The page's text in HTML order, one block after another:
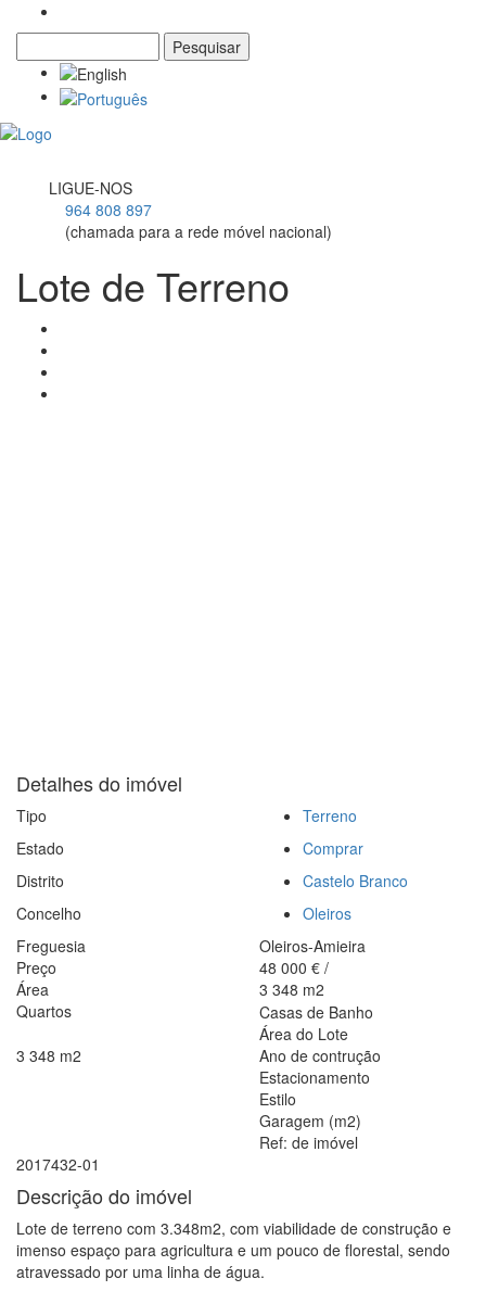
Formulário de pesquisa
LIGUE-NOS
964 808 897
(chamada para a rede móvel nacional)
Lote de Terreno
Detalhes do imóvel
Tipo
Terreno
Estado
Comprar
Distrito
Castelo Branco
Concelho
Oleiros
Freguesia
Oleiros-Amieira
Preço
48 000 € /
Área
3 348 m2
Quartos
Casas de Banho
Área do Lote
3 348 m2
Ano de contrução
Estacionamento
Estilo
Garagem (m2)
Ref: de imóvel
2017432-01
Descrição do imóvel
Lote de terreno com 3.348m2, com viabilidade de construção e
imenso espaço para agricultura e um pouco de florestal, sendo
atravessado por uma linha de água.